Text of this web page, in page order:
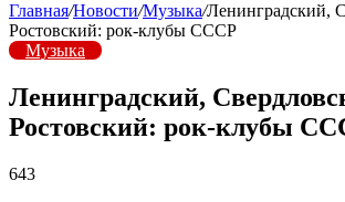
Главная/Новости/Музыка/Ленинградский,
Ростовский: рок-клубы СССР
Музыка
Ленинградский,
Ростовский: рок-клубы
643